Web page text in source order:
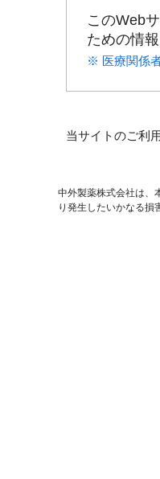
このWebサ
ための情
※ 医療関係
当サイトのご利
中外製薬株式会社は、
り発生したいかなる損